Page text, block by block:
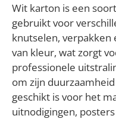
Wit karton is een
gebruikt voor
knutselen,
van kleur, wat zorgt
professionele
om zijn
geschikt is voor het
uitnodigingen,